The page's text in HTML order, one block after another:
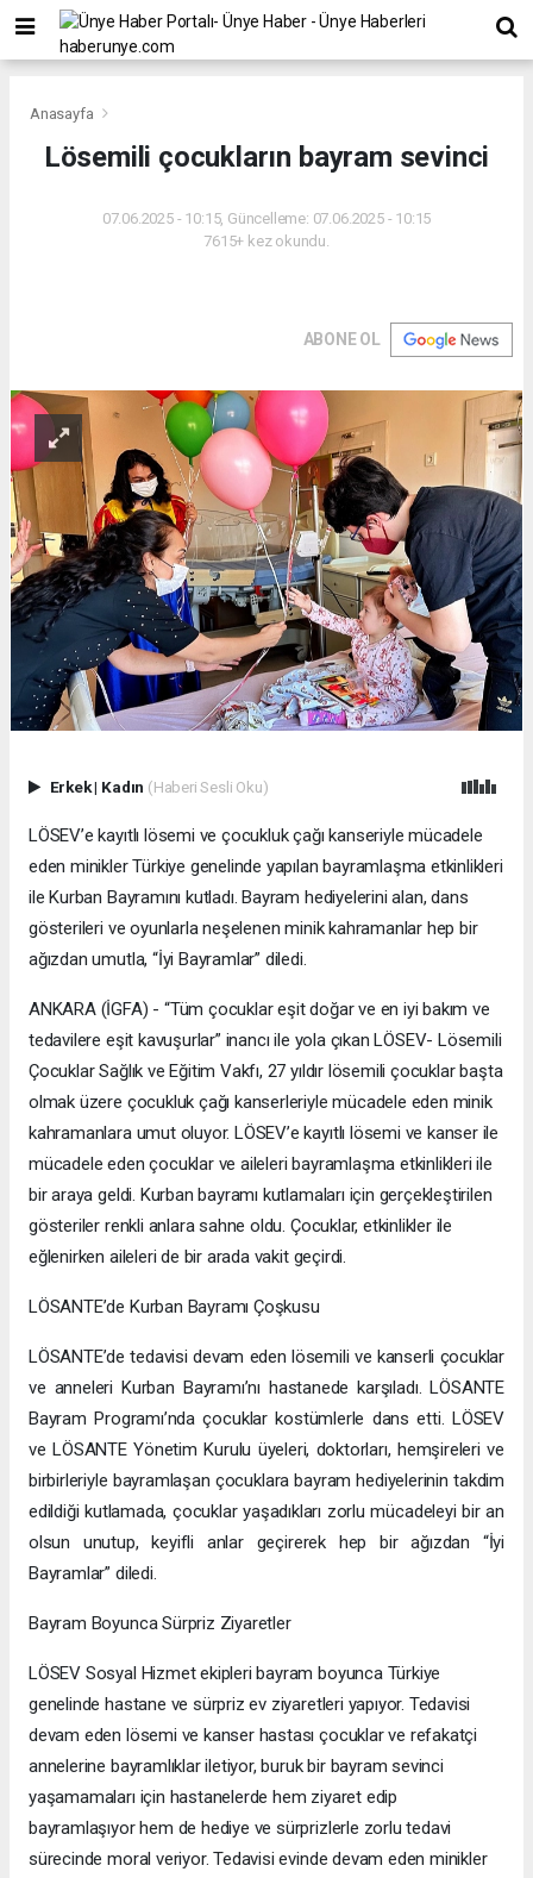
Anasayfa
Lösemili çocukların bayram sevinci
07.06.2025 - 10:15, Güncelleme: 07.06.2025 - 10:15
7615+ kez okundu.
ABONE OL
Erkek| Kadın (Haberi Sesli Oku)
LÖSEV’e kayıtlı lösemi ve çocukluk çağı kanseriyle mücadele
eden minikler Türkiye genelinde yapılan bayramlaşma etkinlikleri
ile Kurban Bayramını kutladı. Bayram hediyelerini alan, dans
gösterileri ve oyunlarla neşelenen minik kahramanlar hep bir
ağızdan umutla, “İyi Bayramlar” diledi.
ANKARA (İGFA) - “Tüm çocuklar eşit doğar ve en iyi bakım ve
tedavilere eşit kavuşurlar” inancı ile yola çıkan LÖSEV- Lösemili
Çocuklar Sağlık ve Eğitim Vakfı, 27 yıldır lösemili çocuklar başta
olmak üzere çocukluk çağı kanserleriyle mücadele eden minik
kahramanlara umut oluyor. LÖSEV’e kayıtlı lösemi ve kanser ile
mücadele eden çocuklar ve aileleri bayramlaşma etkinlikleri ile
bir araya geldi. Kurban bayramı kutlamaları için gerçekleştirilen
gösteriler renkli anlara sahne oldu. Çocuklar, etkinlikler ile
eğlenirken aileleri de bir arada vakit geçirdi.
LÖSANTE’de Kurban Bayramı Çoşkusu
LÖSANTE’de tedavisi devam eden lösemili ve kanserli çocuklar
ve anneleri Kurban Bayramı’nı hastanede karşıladı. LÖSANTE
Bayram Programı’nda çocuklar kostümlerle dans etti. LÖSEV
ve LÖSANTE Yönetim Kurulu üyeleri, doktorları, hemşireleri ve
birbirleriyle bayramlaşan çocuklara bayram hediyelerinin takdim
edildiği kutlamada, çocuklar yaşadıkları zorlu mücadeleyi bir an
olsun unutup, keyifli anlar geçirerek hep bir ağızdan “İyi
Bayramlar” diledi.
Bayram Boyunca Sürpriz Ziyaretler
LÖSEV Sosyal Hizmet ekipleri bayram boyunca Türkiye
genelinde hastane ve sürpriz ev ziyaretleri yapıyor. Tedavisi
devam eden lösemi ve kanser hastası çocuklar ve refakatçi
annelerine bayramlıklar iletiyor, buruk bir bayram sevinci
yaşamamaları için hastanelerde hem ziyaret edip
bayramlaşıyor hem de hediye ve sürprizlerle zorlu tedavi
sürecinde moral veriyor. Tedavisi evinde devam eden minikler